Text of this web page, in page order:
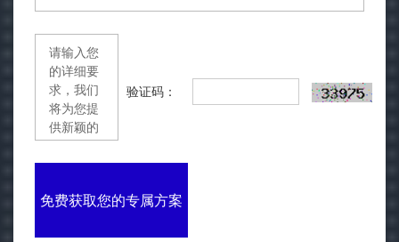
验证码：
免费获取您的专属方案